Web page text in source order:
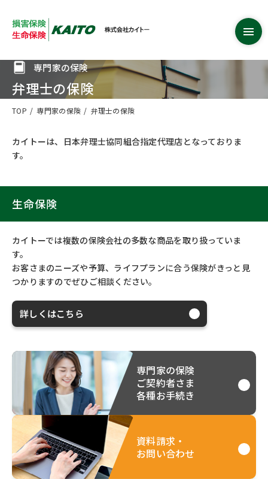
専門家の保険
弁理士の保険
TOP 専門家の保険 弁理士の保険
カイトーは、日本弁理士協同組合指定代理店となっておりま
す。
生命保険
カイトーでは複数の保険会社の多数な商品を取り扱っていま
す。
お客さまのニーズや予算、ライフプランに合う保険がきっと見
つかりますのでぜひご相談ください。
詳しくはこちら
専門家の保険
ご契約者さま
各種お手続き
資料請求・
お問い合わせ